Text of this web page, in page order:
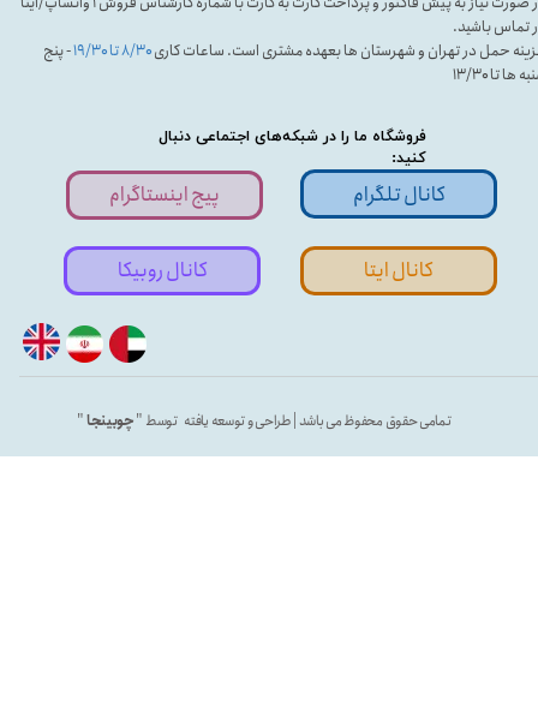
فروشگاه ما را در شبکه‌های اجتماعی دنبال
کنید:
تمامی حقوق محفوظ می باشد | طراحی و توسعه یافته توسط "چوبینجا"
تماس باشید.
حمل در تهران و شهرستان ها بعهده مشتری است. ساعات کاری۸/۳۰ تا ۱۹/۳۰
- پنج
ها تا ۱۳/۳۰
پیج اینستاگرام کانال تلگرام
کانال ایتا کانال روبیکا